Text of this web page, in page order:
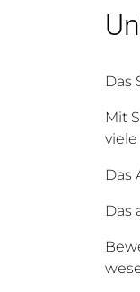
Das
Mit
Das
Das